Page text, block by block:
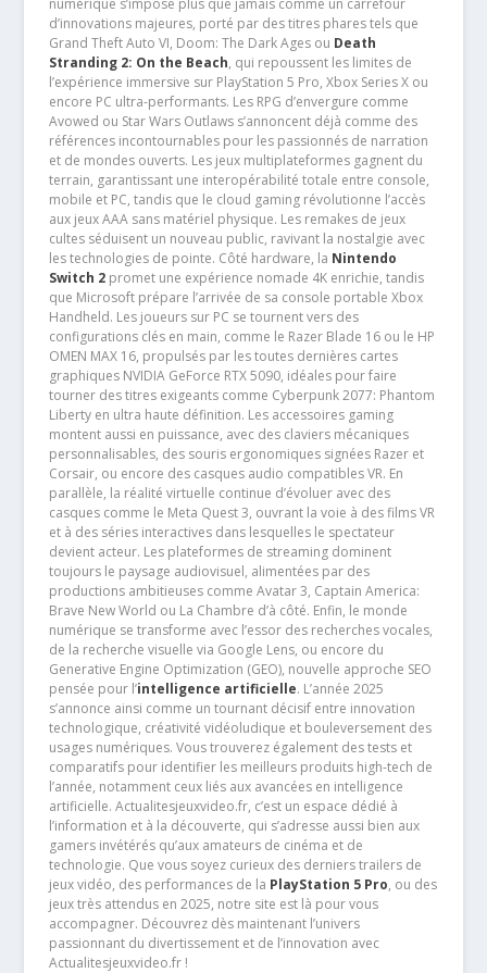
d’innovations majeures, porté par des titres phares tels que
Grand Theft Auto VI, Doom: The Dark Ages ou Death
Stranding 2: On the Beach, qui repoussent les limites de
l’expérience immersive sur PlayStation 5 Pro, Xbox Series X ou
encore PC ultra-performants. Les RPG d’envergure comme
Avowed ou Star Wars Outlaws s’annoncent déjà comme des
références incontournables pour les passionnés de narration
et de mondes ouverts. Les jeux multiplateformes gagnent du
terrain, garantissant une interopérabilité totale entre console,
mobile et PC, tandis que le cloud gaming révolutionne l’accès
aux jeux AAA sans matériel physique. Les remakes de jeux
cultes séduisent un nouveau public, ravivant la nostalgie avec
les technologies de pointe. Côté hardware, la Nintendo
Switch 2promet une expérience nomade 4K enrichie, tandis
que Microsoft prépare l’arrivée de sa console portable Xbox
Handheld. Les joueurs sur PC se tournent vers des
configurations clés en main, comme le Razer Blade 16 ou le HP
OMEN MAX 16, propulsés par les toutes dernières cartes
graphiques NVIDIA GeForce RTX 5090, idéales pour faire
tourner des titres exigeants comme Cyberpunk 2077: Phantom
Liberty en ultra haute définition. Les accessoires gaming
montent aussi en puissance, avec des claviers mécaniques
personnalisables, des souris ergonomiques signées Razer et
Corsair, ou encore des casques audio compatibles VR. En
parallèle, la réalité virtuelle continue d’évoluer avec des
casques comme le Meta Quest 3, ouvrant la voie à des films VR
et à des séries interactives dans lesquelles le spectateur
devient acteur. Les plateformes de streaming dominent
toujours le paysage audiovisuel, alimentées par des
productions ambitieuses comme Avatar 3, Captain America:
Brave New World ou La Chambre d’à côté. Enfin, le monde
numérique se transforme avec l’essor des recherches vocales,
de la recherche visuelle via Google Lens, ou encore du
Generative Engine Optimization (GEO), nouvelle approche SEO
pensée pour l’intelligence artificielle. L’année 2025
s’annonce ainsi comme un tournant décisif entre innovation
technologique, créativité vidéoludique et bouleversement des
usages numériques. Vous trouverez également des tests et
comparatifs pour identifier les meilleurs produits high-tech de
l’année, notamment ceux liés aux avancées en intelligence
artificielle. Actualitesjeuxvideo.fr, c’est un espace dédié à
l’information et à la découverte, qui s’adresse aussi bien aux
gamers invétérés qu’aux amateurs de cinéma et de
technologie. Que vous soyez curieux des derniers trailers de
jeux vidéo, des performances de la PlayStation 5 Pro, ou des
jeux très attendus en 2025, notre site est là pour vous
accompagner. Découvrez dès maintenant l’univers
passionnant du divertissement et de l’innovation avec
Actualitesjeuxvideo.fr !